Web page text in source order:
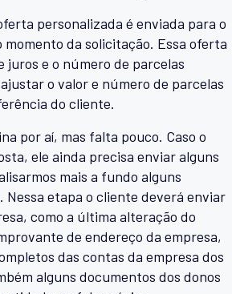
personalizada é enviada para o
da solicitação. Essa oferta
juros e o número de parcelas
o valor e número de parcelas
do cliente.
por aí, mas falta pouco. Caso o
ele ainda precisa enviar alguns
mais a fundo alguns
Nessa etapa o cliente deverá enviar
como a última alteração do
de endereço da empresa,
das contas da empresa dos
alguns documentos dos donos